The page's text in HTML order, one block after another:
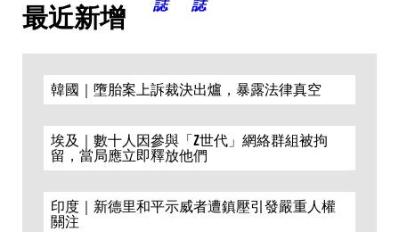
最近新增
韓國｜墮胎案上訴裁決出爐，暴露法律真空
埃及｜數十人因參與「Z世代」網絡群組被拘
留，當局應立即釋放他們
印度｜新德里和平示威者遭鎮壓引發嚴重人權
關注